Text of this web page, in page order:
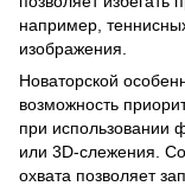
например,
изображения.
Новаторской
возможность
при использовании
или 3D-слежения.
охвата позволяет